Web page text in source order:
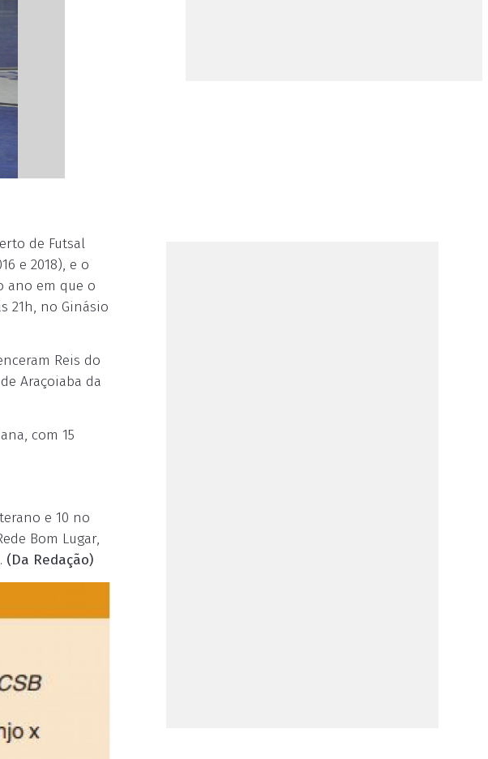
de Futsal
e 2018), e o
ano em que o
21h, no Ginásio
Reis do
Araçoiaba da
com 15
e 10 no
Bom Lugar,
. (Da Redação)